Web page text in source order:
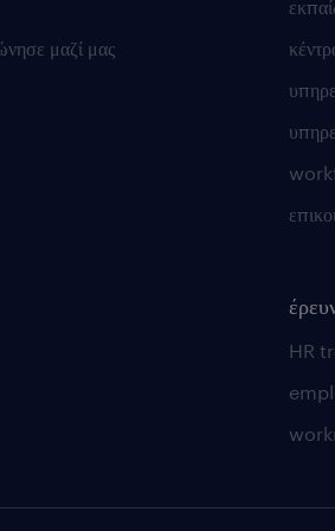
μαζί μας
HR